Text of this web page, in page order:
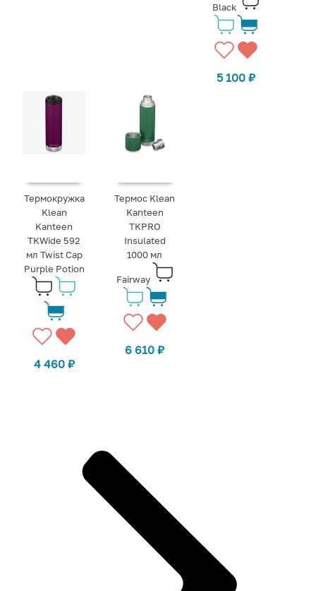
Black
5 100 ₽
Термокружка
Klean
Kanteen
TKWide 592
мл Twist Cap
Purple Potion
4 460 ₽
Термос Klean
Kanteen
TKPRO
Insulated
1000 мл
Fairway
6 610₽